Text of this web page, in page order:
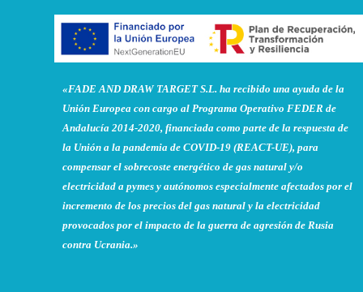
«FADE AND DRAW TARGET S.L. ha recibido una ayuda de la
Unión Europea con cargo al Programa Operativo FEDER de
Andalucía 2014-2020, financiada como parte de la respuesta de
la Unión a la pandemia de COVID-19 (REACT-UE), para
compensar el sobrecoste energético de gas natural y/o
electricidad a pymes y autónomos especialmente afectados por el
incremento de los precios del gas natural y la electricidad
provocados por el impacto de la guerra de agresión de Rusia
contra Ucrania.»